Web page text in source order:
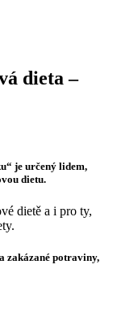
dieta –
je určený lidem,
dietu.
dietě a i pro ty,
zakázané potraviny,